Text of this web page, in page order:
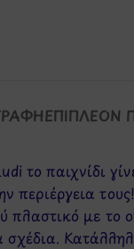
ΕΠΙΠΛΈΟΝ
το παιχνίδι
περιέργεια
πλαστικό με το
σχέδια.